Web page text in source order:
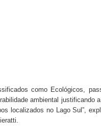
como Ecológicos,
ambiental justificando
localizados no Lago Sul”,